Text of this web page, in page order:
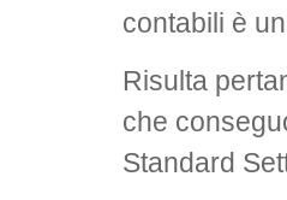
contabili è
Risulta
che
Standard